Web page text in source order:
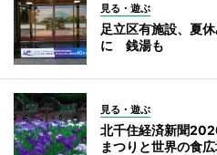
見る・遊ぶ
足立区有施設、夏
に 銭湯も
見る・遊ぶ
北千住経済新聞
まつりと世界の食